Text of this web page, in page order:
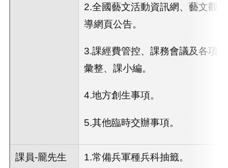
2.全國藝文活動資訊網、藝文觀
導網頁公告。
3.課經費管控、課務會議及各項
彙整、課小編。
4.地方創生事項。
5.其他臨時交辦事項。
課員-龎先生 1.常備兵軍種兵科抽籤。